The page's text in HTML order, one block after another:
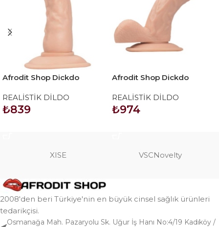
Afrodit Shop Dickdo
18.5cm
REALİSTİK DİLDO
₺839
Afrodit Shop Dickdo
18cm
REALİSTİK DİLDO
₺974
XISE VSCNovelty
2008'den beri Türkiye'nin en büyük cinsel sağlık ürünleri
tedarikçisi.
Osmanağa Mah. Pazaryolu Sk. Uğur İş Hanı No:4/19 Kadıköy /